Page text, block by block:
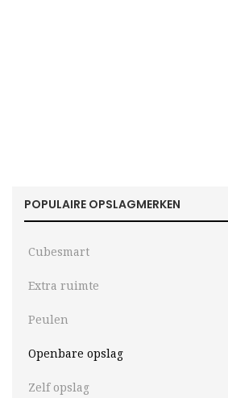
POPULAIRE OPSLAGMERKEN
Cubesmart
Extra ruimte
Peulen
Openbare opslag
Zelf opslag